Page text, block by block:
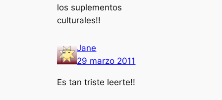
los suplementos
culturales!!
Jane
29 marzo 2011
Es tan triste leerte!!